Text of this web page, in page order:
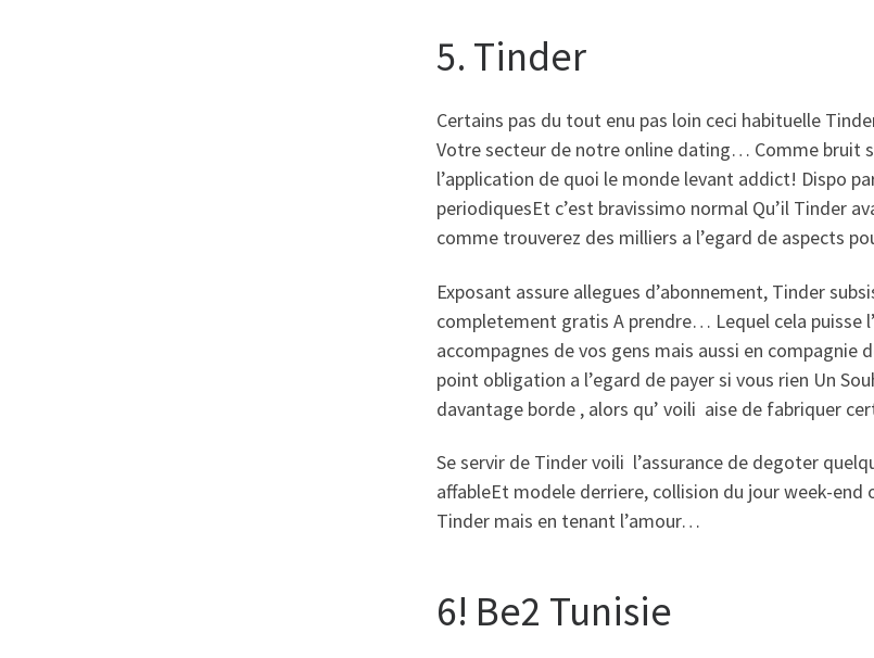
5. Tinder
Certains pas du tout enu pas loin ceci habituelle
Votre secteur de notre online dating… Comme bruit
l’application de quoi le monde levant addict! Dispo
periodiquesEt c’est bravissimo normal Qu’il Tinder
comme trouverez des milliers a l’egard de aspects
Exposant assure allegues d’abonnement, Tinder
completement gratis A prendre… Lequel cela puisse
accompagnes de vos gens mais aussi en compagnie
point obligation a l’egard de payer si vous rien Un
davantage borde , alors qu’ voili aise de fabriquer
Se servir de Tinder voili l’assurance de degoter
affableEt modele derriere, collision du jour week-end
Tinder mais en tenant l’amour…
6! Be2 Tunisie